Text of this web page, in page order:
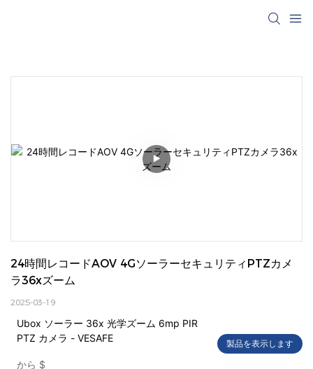
24時間レコードAOV 4GソーラーセキュリティPTZカメ
ラ36xズーム
2025-03-19
Ubox ソーラー 36x 光学ズーム 6mp PIR
PTZ カメラ - VESAFE
から $
製品を表示します